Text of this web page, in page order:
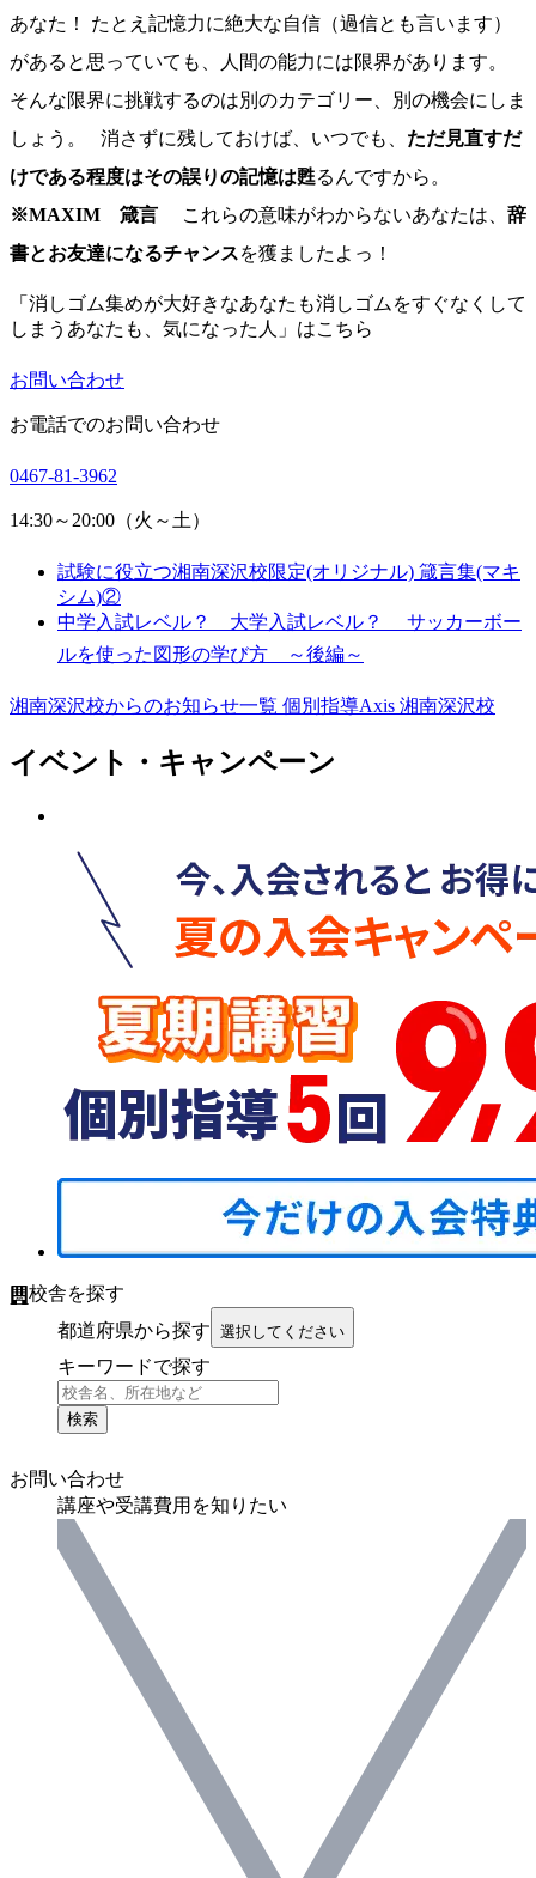
あなた！ たとえ記憶力に絶大な自信（過信とも言います）
があると思っていても、人間の能力には限界があります。
そんな限界に挑戦するのは別のカテゴリー、別の機会にしま
しょう。 消さずに残しておけば、いつでも、 ただ見直すだ
けである程度はその誤りの記憶は甦るんですから。
※MAXIM 箴言 これらの意味がわからないあなたは、 辞
書とお友達になるチャンスを獲ましたよっ！
「消しゴム集めが大好きなあなたも消しゴムをすぐなくして
しまうあなたも、気になった人」はこちら
お問い合わせ
お電話でのお問い合わせ
0467-81-3962
14:30～20:00（火～土）
試験に役立つ湘南深沢校限定(オリジナル) 箴言集(マキ
シム)②
中学入試レベル？ 大学入試レベル？ サッカーボー
ルを使った図形の学び方 ～後編～
湘南深沢校からのお知らせ一覧 個別指導Axis 湘南深沢校
イベント・キャンペーン
校舎を探す
都道府県から探す 選択してください
キーワードで探す
検索
お問い合わせ
講座や受講費用を知りたい